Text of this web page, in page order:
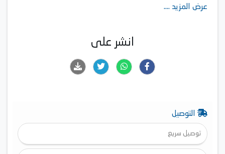
صمامات أمان
ينقي الهواء من الأبخرة والروائح المزعجة
يمنع تراكم الدهون على الأسطح والأجهزة
توزيع مثالي للحرارة يعني تسوية ممتازة لكل طبق
فئة أ موفر للطاقة
لوحة تحكم ديجيتال تاتش
عرض المزيد ....
انشر على
التوصيل
توصيل سريع